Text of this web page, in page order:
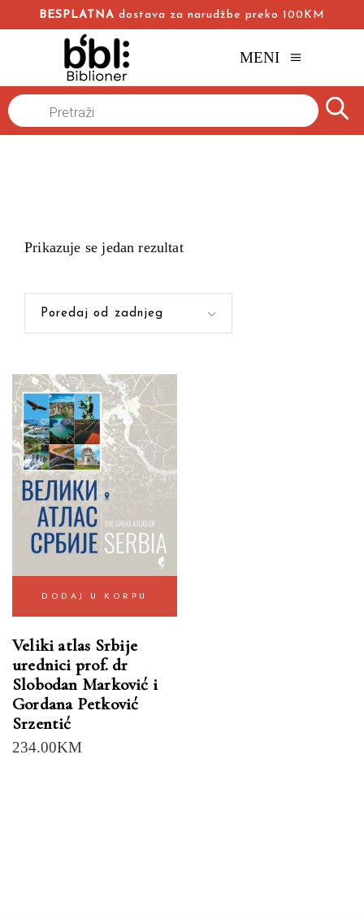
BESPLATNA dostava za narudžbe preko 100KM
MENI
Naslovna
Products
search
Prikazuje se jedan rezultat
Poredaj od zadnjeg
DODAJ U KORPU
Veliki atlas Srbije
urednici prof. dr
Slobodan Marković i
Gordana Petković
Srzentić
234.00KM